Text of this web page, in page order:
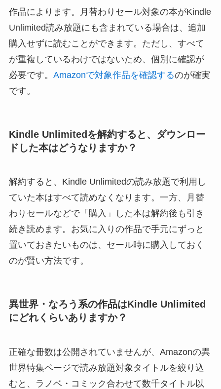
作品によります。月替わりセール対象の本がKindle
Unlimited読み放題にも含まれている場合は、追加
購入せずに読むことができます。ただし、すべて
が重複しているわけではないため、個別に確認が
必要です。 Amazonで対象作品を確認するのが確実
です。
Kindle Unlimitedを解約すると、ダウンロー
ドした本はどうなりますか？
解約すると、Kindle Unlimitedの読み放題で利用し
ていた本はすべて読めなくなります。一方、月替
わりセールなどで「購入」した本は解約後も引き
続き読めます。お気に入りの作品で手元にずっと
置いておきたいものは、セール時に購入しておく
のが賢い方法です。
異世界・なろう系の作品はKindle Unlimited
にどれくらいありますか？
正確な冊数は公開されていませんが、Amazonの異
世界特集ページで読み放題対象タイトルを絞り込
むと、ラノベ・コミック合わせて数千タイトル以